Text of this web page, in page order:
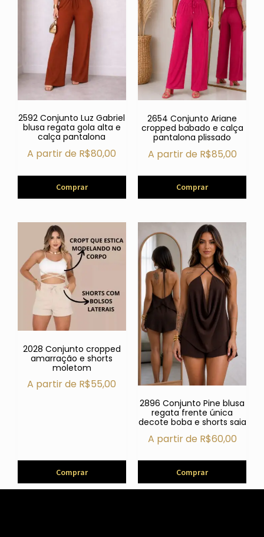
2592 Conjunto Luz Gabriel
blusa regata gola alta e
calça pantalona
A partir de R$80,00
Comprar
2654 Conjunto Ariane
cropped babado e calça
pantalona plissado
A partir de R$85,00
Comprar
2028 Conjunto cropped
amarração e shorts
moletom
A partir de R$55,00
Comprar
2896 Conjunto Pine blusa
regata frente única
decote boba e shorts saia
A partir de R$60,00
Comprar